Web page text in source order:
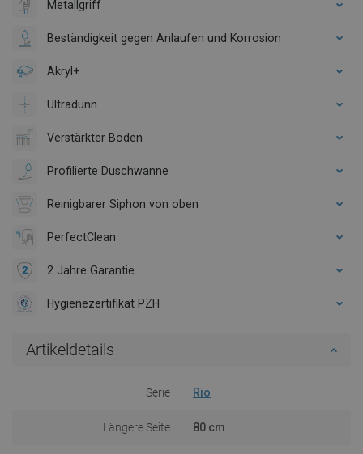
Metallgriff
Beständigkeit gegen Anlaufen und Korrosion
Akryl+
Ultradünn
Verstärkter Boden
Profilierte Duschwanne
Reinigbarer Siphon von oben
PerfectClean
2 Jahre Garantie
Hygienezertifikat PZH
Artikeldetails
Serie Rio
Längere Seite 80 cm